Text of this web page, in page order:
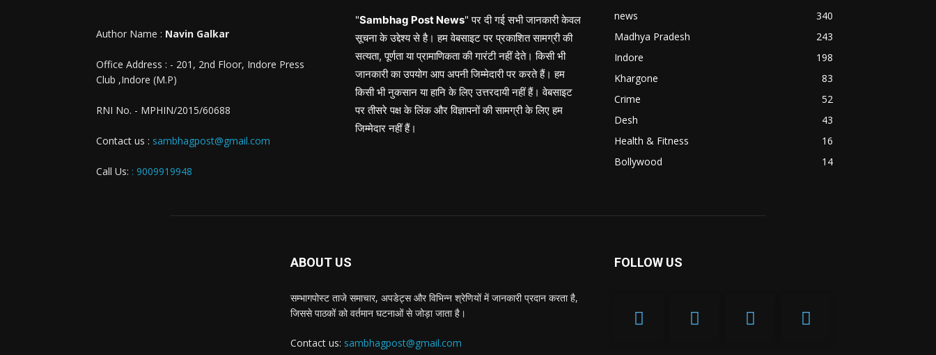
Author Name : Navin Galkar
Office Address : - 201, 2nd Floor, Indore Press
Club ,Indore (M.P)
RNI No. - MPHIN/2015/60688
Contact us : sambhagpost@gmail.com
Call Us: : 9009919948
"Sambhag Post News" पर दी गई सभी जानकारी केवल
सूचना के उद्देश्य से है। हम वेबसाइट पर प्रकाशित सामग्री की
सत्यता, पूर्णता या प्रामाणिकता की गारंटी नहीं देते। किसी भी
जानकारी का उपयोग आप अपनी जिम्मेदारी पर करते हैं। हम
किसी भी नुकसान या हानि के लिए उत्तरदायी नहीं हैं। वेबसाइट
पर तीसरे पक्ष के लिंक और विज्ञापनों की सामग्री के लिए हम
जिम्मेदार नहीं हैं।
news
340
Madhya Pradesh
243
Indore
198
Khargone
83
Crime
52
Desh
43
Health & Fitness
16
Bollywood
14
ABOUT US
सम्भागपोस्ट ताजे समाचार, अपडेट्स और विभिन्न श्रेणियों में जानकारी प्रदान करता है,
जिससे पाठकों को वर्तमान घटनाओं से जोड़ा जाता है।
Contact us: sambhagpost@gmail.com
FOLLOW US